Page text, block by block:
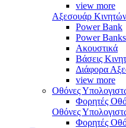
view more
Αξεσουάρ
Power Bank
Power Banks
Ακουστικά
Βάσεις
Διάφορα
view more
Οθόνες
Φορητές
Οθόνες
Φορητές